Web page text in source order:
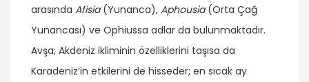
arasında Afisia(Yunanca), Aphousia(Orta Çağ
Yunancası) ve Ophiussa adlar da bulunmaktadır.
Avşa; Akdeniz ikliminin özelliklerini taşısa da
Karadeniz’in etkilerini de hisseder; en sıcak ay